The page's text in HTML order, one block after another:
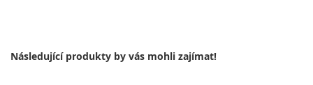
Následující produkty by vás mohli zajímat!